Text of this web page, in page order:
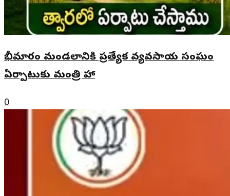
భీమారం మండలానికి ప్రత్యేక వ్యవసాయ సంఘం
ఏర్పాటుకు మంత్రి హామీ
0